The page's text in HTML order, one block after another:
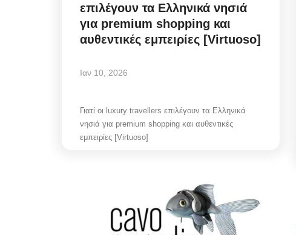
επιλέγουν τα Ελληνικά νησιά
για premium shopping και
αυθεντικές εμπειρίες [Virtuoso]
Ιαν 10, 2026
Γιατί οι luxury travellers επιλέγουν τα Ελληνικά
νησιά για premium shopping και αυθεντικές
εμπειρίες [Virtuoso]